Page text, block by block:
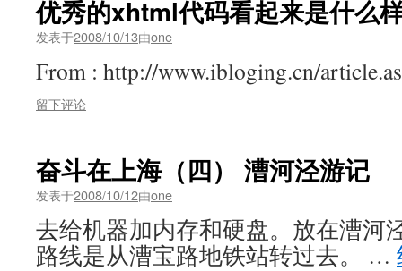
优秀的xhtml代码看起来是什么
发表于2008/10/13由one
From : http://www.ibloging.cn/
留下评论
奋斗在上海（四） 漕河泾游记
发表于2008/10/12由one
去给机器加内存和硬盘。放在漕河
路线是从漕宝路地铁站转过去。 …